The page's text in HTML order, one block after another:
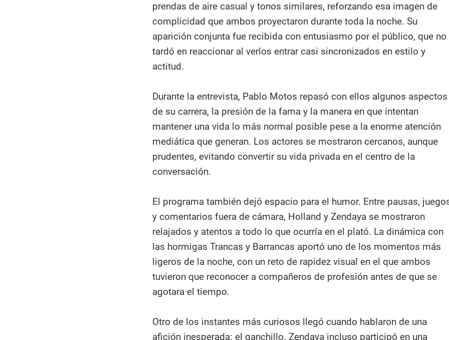
prendas de aire casual y tonos similares, reforzando esa imagen de
complicidad que ambos proyectaron durante toda la noche. Su
aparición conjunta fue recibida con entusiasmo por el público, que no
tardó en reaccionar al verlos entrar casi sincronizados en estilo y
actitud.
Durante la entrevista, Pablo Motos repasó con ellos algunos aspectos
de su carrera, la presión de la fama y la manera en que intentan
mantener una vida lo más normal posible pese a la enorme atención
mediática que generan. Los actores se mostraron cercanos, aunque
prudentes, evitando convertir su vida privada en el centro de la
conversación.
El programa también dejó espacio para el humor. Entre pausas,
y comentarios fuera de cámara, Holland y Zendaya se mostraron
relajados y atentos a todo lo que ocurría en el plató. La dinámica con
las hormigas Trancas y Barrancas aportó uno de los momentos más
ligeros de la noche, con un reto de rapidez visual en el que ambos
tuvieron que reconocer a compañeros de profesión antes de que se
agotara el tiempo.
Otro de los instantes más curiosos llegó cuando hablaron de una
afición inesperada: el ganchillo. Zendaya incluso participó en una